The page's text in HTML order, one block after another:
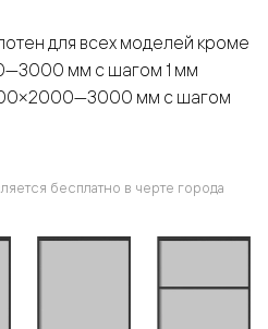
для всех моделей кроме
мм с шагом 1 мм
мм с шагом
бесплатно в черте города